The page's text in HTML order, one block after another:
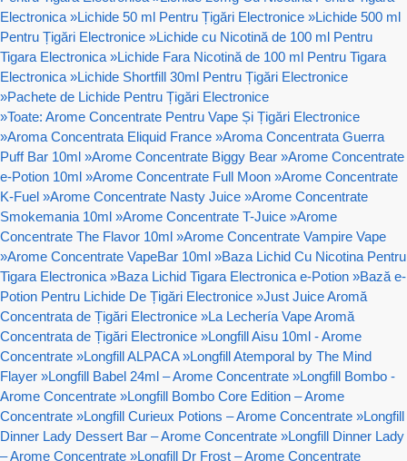
Electronica »Lichide 50 ml Pentru Țigări Electronice »Lichide 500 ml
Pentru Țigări Electronice »Lichide cu Nicotină de 100 ml Pentru
Tigara Electronica »Lichide Fara Nicotină de 100 ml Pentru Tigara
Electronica »Lichide Shortfill 30ml Pentru Țigări Electronice
»Pachete de Lichide Pentru Țigări Electronice
»Toate: Arome Concentrate Pentru Vape Și Țigări Electronice
»Aroma Concentrata Eliquid France »Aroma Concentrata Guerra
Puff Bar 10ml »Arome Concentrate Biggy Bear »Arome Concentrate
e-Potion 10ml »Arome Concentrate Full Moon »Arome Concentrate
K-Fuel »Arome Concentrate Nasty Juice »Arome Concentrate
Smokemania 10ml »Arome Concentrate T-Juice »Arome
Concentrate The Flavor 10ml »Arome Concentrate Vampire Vape
»Arome Concentrate VapeBar 10ml »Baza Lichid Cu Nicotina Pentru
Tigara Electronica »Baza Lichid Tigara Electronica e-Potion »Bază e-
Potion Pentru Lichide De Țigări Electronice »Just Juice Aromă
Concentrata de Țigări Electronice »La Lechería Vape Aromă
Concentrata de Țigări Electronice »Longfill Aisu 10ml - Arome
Concentrate »Longfill ALPACA »Longfill Atemporal by The Mind
Flayer »Longfill Babel 24ml – Arome Concentrate »Longfill Bombo -
Arome Concentrate »Longfill Bombo Core Edition – Arome
Concentrate »Longfill Curieux Potions – Arome Concentrate »Longfill
Dinner Lady Dessert Bar – Arome Concentrate »Longfill Dinner Lady
– Arome Concentrate »Longfill Dr Frost – Arome Concentrate